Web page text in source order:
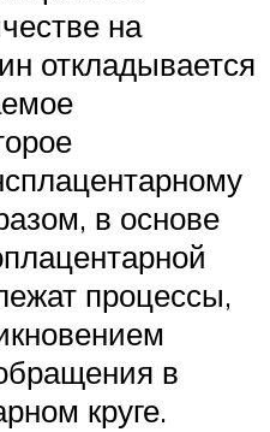
на
откладывается
в основе
процессы,
в
круге.